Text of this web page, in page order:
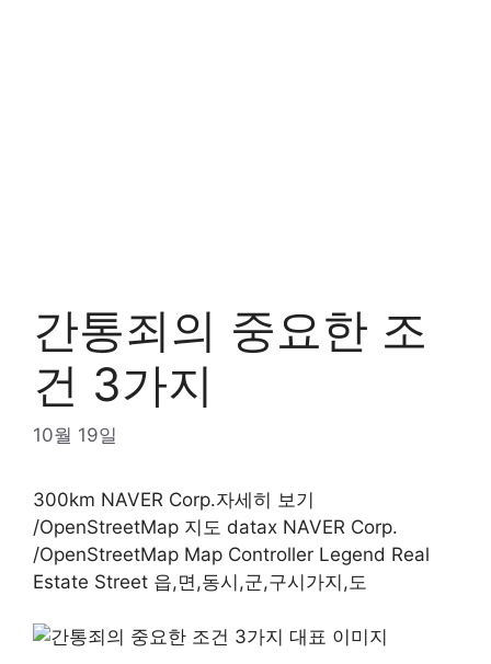
간통죄의 중요한 조
건 3가지
10월 19일
300km NAVER Corp.자세히 보기
/OpenStreetMap 지도 datax NAVER Corp.
/OpenStreetMap Map Controller Legend Real
Estate Street 읍,면,동시,군,구시가지,도